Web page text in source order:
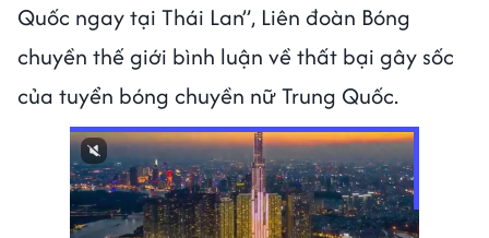
Quốc ngay tại Thái Lan”, Liên đoàn Bóng
chuyền thế giới bình luận về thất bại gây sốc
của tuyển bóng chuyền nữ Trung Quốc.